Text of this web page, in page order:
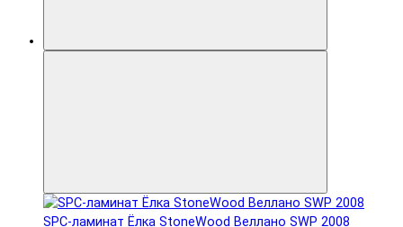
SPC-ламинат Ëлка StoneWood Веллано SWP 2008